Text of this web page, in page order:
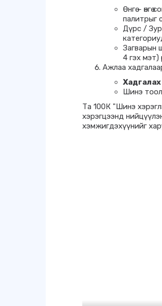
Өнгө –
палитрыг
Дүрс /
Загварын
4 гэх мэт)
Ажлаа
Хадгалах
Шинэ
Та 100К "Шинэ
хэрэгцээнд
хэмжигдэхүүнийг